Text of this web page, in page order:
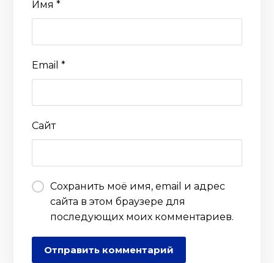
Имя*
Email*
Сайт
Сохранить моё имя, email и адрес
сайта в этом браузере для
последующих моих комментариев.
Отправить комментарий